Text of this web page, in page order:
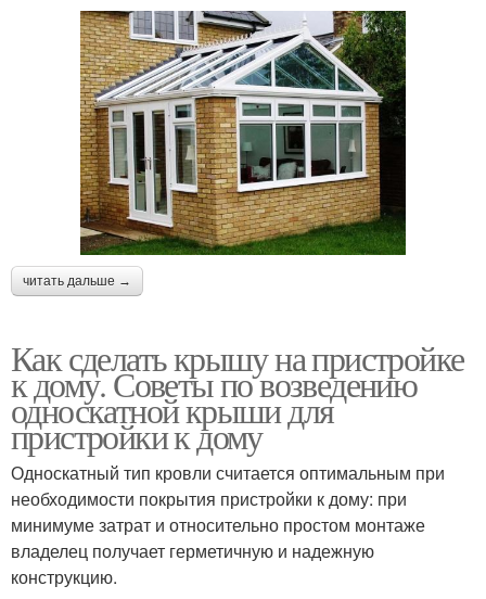
читать дальше →
Как сделать крышу на пристройке
к дому. Советы по возведению
односкатной крыши для
пристройки к дому
Односкатный тип кровли считается оптимальным при
необходимости покрытия пристройки к дому: при
минимуме затрат и относительно простом монтаже
владелец получает герметичную и надежную
конструкцию.